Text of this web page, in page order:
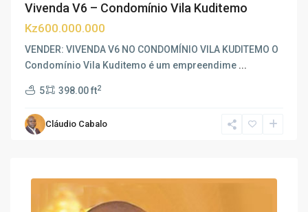
Vivenda V6 – Condomínio Vila Kuditemo
Kz600.000.000
VENDER: VIVENDA V6 NO CONDOMÍNIO VILA KUDITEMO O
Condomínio Vila Kuditemo é um empreendime ...
5 398.00 ft2
Cláudio Cabalo